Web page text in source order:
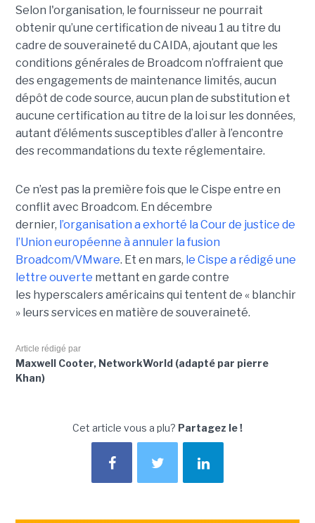
Selon l'organisation, le fournisseur ne pourrait
obtenir qu’une certification de niveau 1 au titre du
cadre de souveraineté du CAIDA, ajoutant que les
conditions générales de Broadcom n’offraient que
des engagements de maintenance limités, aucun
dépôt de code source, aucun plan de substitution et
aucune certification au titre de la loi sur les données,
autant d’éléments susceptibles d’aller à l’encontre
des recommandations du texte réglementaire.
Ce n’est pas la première fois que le Cispe entre en
conflit avec Broadcom. En décembre
dernier, l’organisation a exhorté la Cour de justice de
l’Union européenne à annuler la fusion
Broadcom/VMware. Et en mars, le Cispe a rédigé une
lettre ouverte mettant en garde contre
les hyperscalers américains qui tentent de « blanchir
» leurs services en matière de souveraineté.
Article rédigé par
Maxwell Cooter, NetworkWorld (adapté par pierre
Khan)
Cet article vous a plu? Partagez le !